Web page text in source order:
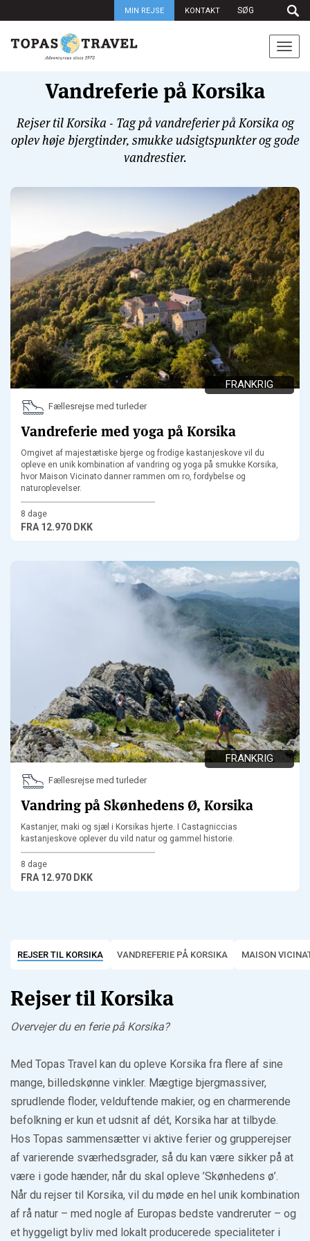
MIN REJSE KONTAKT
Vandreferie på Korsika
Rejser til Korsika - Tag på vandreferier på Korsika og
oplev høje bjergtinder, smukke udsigtspunkter og gode
vandrestier.
FRANKRIG
Fællesrejse med turleder
Vandreferie med yoga på Korsika
Omgivet af majestætiske bjerge og frodige kastanjeskove vil du
opleve en unik kombination af vandring og yoga på smukke Korsika,
hvor Maison Vicinato danner rammen om ro, fordybelse og
naturoplevelser.
8 dage
FRA 12.970 DKK
FRANKRIG
Fællesrejse med turleder
Vandring på Skønhedens Ø, Korsika
Kastanjer, maki og sjæl i Korsikas hjerte. I Castagniccias
kastanjeskove oplever du vild natur og gammel historie.
8 dage
FRA 12.970 DKK
REJSER TIL KORSIKA VANDREFERIE PÅ KORSIKA MAISON
Rejser til Korsika
Overvejer du en ferie på Korsika?
Med Topas Travel kan du opleve Korsika fra flere af sine
mange, billedskønne vinkler. Mægtige bjergmassiver,
sprudlende floder, velduftende makier, og en charmerende
befolkning er kun et udsnit af dét, Korsika har at tilbyde.
Hos Topas sammensætter vi aktive ferier og grupperejser
af varierende sværhedsgrader, så du kan være sikker på at
være i gode hænder, når du skal opleve ’Skønhedens ø’.
Når du rejser til Korsika, vil du møde en hel unik kombination
af rå natur – med nogle af Europas bedste vandreruter – og
et hyggeligt byliv med lokalt producerede specialiteter i